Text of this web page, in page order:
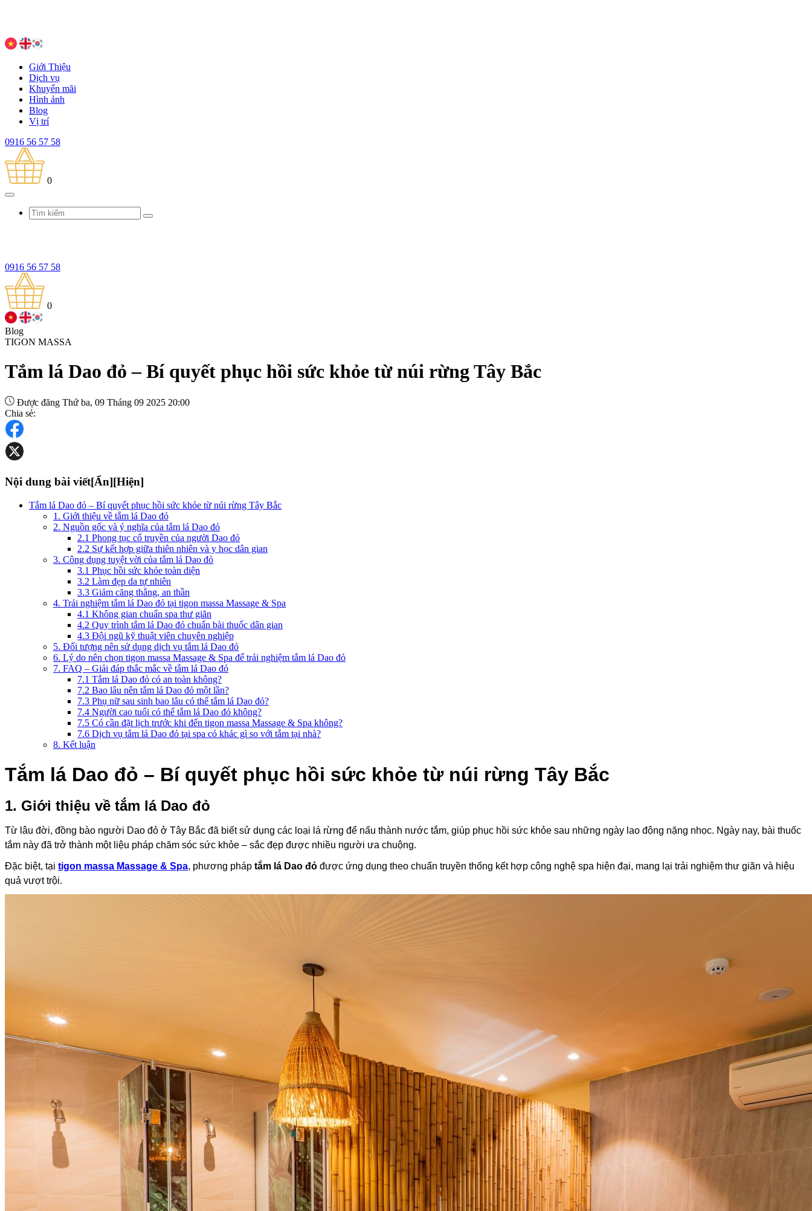
Giới Thiệu
Dịch vụ
Khuyến mãi
Hình ảnh
Blog
Vị trí
0916 56 57 58
0
0916 56 57 58
0
Blog
TIGON MASSA
Tắm lá Dao đỏ – Bí quyết phục hồi sức khỏe từ núi rừng Tây Bắc
Được đăng Thứ ba, 09 Tháng 09 2025 20:00
Chia sẻ:
Nội dung bài viết[Ẩn][Hiện]
Tắm lá Dao đỏ – Bí quyết phục hồi sức khỏe từ núi rừng Tây Bắc
1. Giới thiệu về tắm lá Dao đỏ
2. Nguồn gốc và ý nghĩa của tắm lá Dao đỏ
2.1 Phong tục cổ truyền của người Dao đỏ
2.2 Sự kết hợp giữa thiên nhiên và y học dân gian
3. Công dụng tuyệt vời của tắm lá Dao đỏ
3.1 Phục hồi sức khỏe toàn diện
3.2 Làm đẹp da tự nhiên
3.3 Giảm căng thẳng, an thần
4. Trải nghiệm tắm lá Dao đỏ tại tigon massa Massage & Spa
4.1 Không gian chuẩn spa thư giãn
4.2 Quy trình tắm lá Dao đỏ chuẩn bài thuốc dân gian
4.3 Đội ngũ kỹ thuật viên chuyên nghiệp
5. Đối tượng nên sử dụng dịch vụ tắm lá Dao đỏ
6. Lý do nên chọn tigon massa Massage & Spa để trải nghiệm tắm lá Dao đỏ
7. FAQ – Giải đáp thắc mắc về tắm lá Dao đỏ
7.1 Tắm lá Dao đỏ có an toàn không?
7.2 Bao lâu nên tắm lá Dao đỏ một lần?
7.3 Phụ nữ sau sinh bao lâu có thể tắm lá Dao đỏ?
7.4 Người cao tuổi có thể tắm lá Dao đỏ không?
7.5 Có cần đặt lịch trước khi đến tigon massa Massage & Spa không?
7.6 Dịch vụ tắm lá Dao đỏ tại spa có khác gì so với tắm tại nhà?
8. Kết luận
Tắm lá Dao đỏ – Bí quyết phục hồi sức khỏe từ núi rừng Tây Bắc
1. Giới thiệu về tắm lá Dao đỏ
Từ lâu đời, đồng bào người Dao đỏ ở Tây Bắc đã biết sử dụng các loại lá rừng để nấu thành nước tắm, giúp phục hồi sức khỏe sau những ngày lao động nặng nhọc. Ngày nay, bài thuốc
tắm này đã trở thành một liệu pháp chăm sóc sức khỏe – sắc đẹp được nhiều người ưa chuộng.
Đặc biệt, tại tigon massa Massage & Spa, phương pháp tắm lá Dao đỏ được ứng dụng theo chuẩn truyền thống kết hợp công nghệ spa hiện đại, mang lại trải nghiệm thư giãn và hiệu
quả vượt trội.